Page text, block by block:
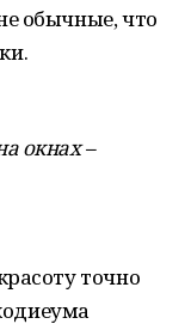
обычные, что
окнах –
точно